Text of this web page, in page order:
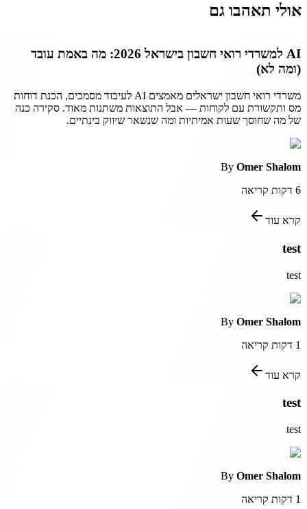
אולי תאהבו גם
AI למשרדי רואי חשבון בישראל 2026: מה באמת עובד
(ומה לא)
משרדי רואי חשבון ישראלים מאמצים AI לעיבוד מסמכים, הכנת דוחות
מס ותקשורת עם לקוחות — אבל התוצאות משתנות מאוד. סקירה כנה
של מה שחוסך שעות אמיתיות ומה שנשאר שיווק בינתיים.
By Omer Shalom
6 דקות קריאה
קרא עוד
test
test
By Omer Shalom
1 דקות קריאה
קרא עוד
test
test
By Omer Shalom
1 דקות קריאה